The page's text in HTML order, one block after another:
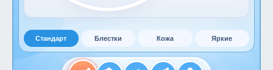
Стандарт Блестки Кожа Яркие